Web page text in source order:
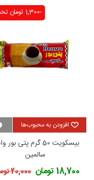
-1,300 تومان
افزودن به محبوب‌ها
بیسکویت 50 گرم پتی
سالمین
18,700 تومان 20,000 تومان